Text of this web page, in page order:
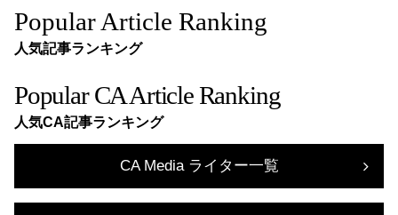
Popular Article Ranking
人気記事ランキング
Popular CA Article Ranking
人気CA記事ランキング
CA Media ライター一覧